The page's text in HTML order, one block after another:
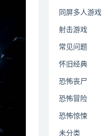
同屏多人游戏
射击游戏
常见问题
怀旧经典
恐怖丧尸
恐怖冒险
恐怖惊悚
未分类